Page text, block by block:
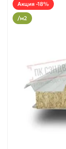
Акция -18%
/м2